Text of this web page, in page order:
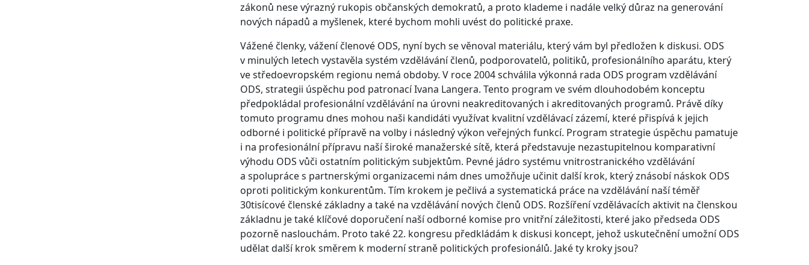
zákonů nese výrazný rukopis občanských demokratů, a proto klademe i nadále velký důraz na generování
nových nápadů a myšlenek, které bychom mohli uvést do politické praxe.
Vážené členky, vážení členové ODS, nyní bych se věnoval materiálu, který vám byl předložen k diskusi. ODS
v minulých letech vystavěla systém vzdělávání členů, podporovatelů, politiků, profesionálního aparátu, který
ve středoevropském regionu nemá obdoby. V roce 2004 schválila výkonná rada ODS program vzdělávání
ODS, strategii úspěchu pod patronací Ivana Langera. Tento program ve svém dlouhodobém konceptu
předpokládal profesionální vzdělávání na úrovni neakreditovaných i akreditovaných programů. Právě díky
tomuto programu dnes mohou naši kandidáti využívat kvalitní vzdělávací zázemí, které přispívá k jejich
odborné i politické přípravě na volby i následný výkon veřejných funkcí. Program strategie úspěchu pamatuje
i na profesionální přípravu naší široké manažerské sítě, která představuje nezastupitelnou komparativní
výhodu ODS vůči ostatním politickým subjektům. Pevné jádro systému vnitrostranického vzdělávání
a spolupráce s partnerskými organizacemi nám dnes umožňuje učinit další krok, který znásobí náskok ODS
oproti politickým konkurentům. Tím krokem je pečlivá a systematická práce na vzdělávání naší téměř
30tisícové členské základny a také na vzdělávání nových členů ODS. Rozšíření vzdělávacích aktivit na členskou
základnu je také klíčové doporučení naší odborné komise pro vnitřní záležitosti, které jako předseda ODS
pozorně naslouchám. Proto také 22. kongresu předkládám k diskusi koncept, jehož uskutečnění umožní ODS
udělat další krok směrem k moderní straně politických profesionálů. Jaké ty kroky jsou?